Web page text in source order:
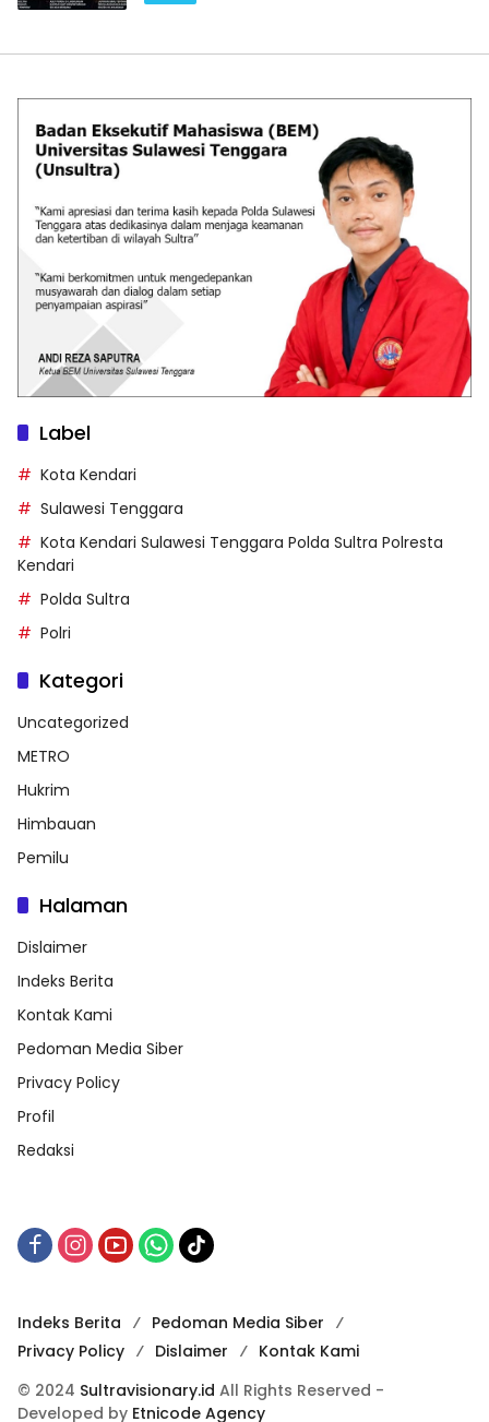
Label
Kota Kendari
Sulawesi Tenggara
Kota Kendari Sulawesi Tenggara Polda Sultra Polresta
Kendari
Polda Sultra
Polri
Kategori
Uncategorized
METRO
Hukrim
Himbauan
Pemilu
Halaman
Dislaimer
Indeks Berita
Kontak Kami
Pedoman Media Siber
Privacy Policy
Profil
Redaksi
Indeks Berita
Pedoman Media Siber
Privacy Policy
Dislaimer
Kontak Kami
© 2024 Sultravisionary.id All Rights Reserved -
Developed by Etnicode Agency